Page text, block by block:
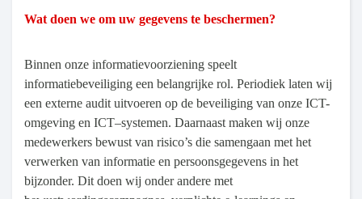
Wat doen we om uw gegevens te beschermen?
Binnen onze informatievoorziening speelt
informatiebeveiliging een belangrijke rol. Periodiek laten wij
een externe audit uitvoeren op de beveiliging van onze ICT-
omgeving en ICT–systemen. Daarnaast maken wij onze
medewerkers bewust van risico’s die samengaan met het
verwerken van informatie en persoonsgegevens in het
bijzonder. Dit doen wij onder andere met